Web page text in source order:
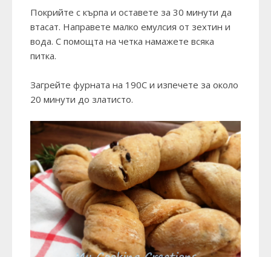
Покрийте с кърпа и оставете за 30 минути да
втасат. Направете малко емулсия от зехтин и
вода. С помощта на четка намажете всяка
питка.
Загрейте фурната на 190С и изпечете за около
20 минути до златисто.